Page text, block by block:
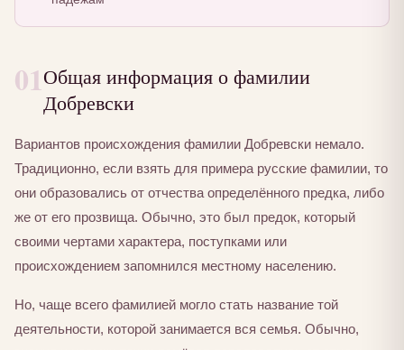
01Общая информация о фамилии
Добревски
Вариантов происхождения фамилии Добревски немало.
Традиционно, если взять для примера русские фамилии, то
они образовались от отчества определённого предка, либо
же от его прозвища. Обычно, это был предок, который
своими чертами характера, поступками или
происхождением запомнился местному населению.
Но, чаще всего фамилией могло стать название той
деятельности, которой занимается вся семья. Обычно,